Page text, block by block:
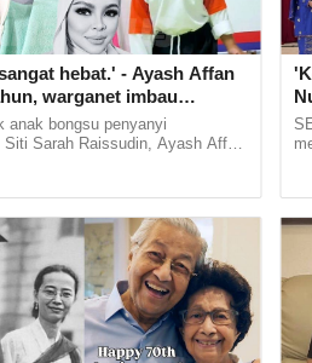
hebat.' - Ayash Affan
warganet imbau
Siti Sarah
anak bongsu penyanyi
Siti Sarah Raissudin, Ayash Affan